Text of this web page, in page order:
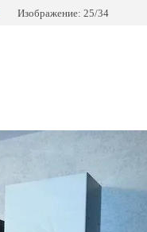
Изображение: 25/34